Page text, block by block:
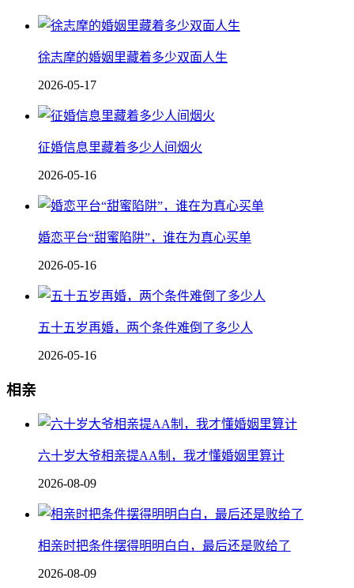
徐志摩的婚姻里藏着多少双面人生
2026-05-17
征婚信息里藏着多少人间烟火
2026-05-16
婚恋平台“甜蜜陷阱”，谁在为真心买单
2026-05-16
五十五岁再婚，两个条件难倒了多少人
2026-05-16
相亲
六十岁大爷相亲提AA制，我才懂婚姻里算计
2026-08-09
相亲时把条件摆得明明白白，最后还是败给了
2026-08-09